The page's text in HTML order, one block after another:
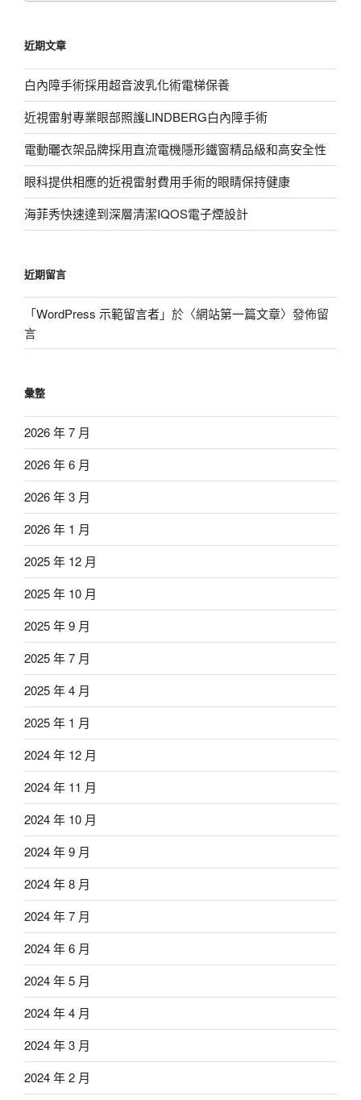
字:
近期文章
白內障手術採用超音波乳化術電梯保養
近視雷射專業眼部照護LINDBERG白內障手術
電動曬衣架品牌採用直流電機隱形鐵窗精品級和高安全性
眼科提供相應的近視雷射費用手術的眼睛保持健康
海菲秀快速達到深層清潔IQOS電子煙設計
近期留言
「WordPress 示範留言者」於〈網站第一篇文章〉發佈留
言
彙整
2026 年 7 月
2026 年 6 月
2026 年 3 月
2026 年 1 月
2025 年 12 月
2025 年 10 月
2025 年 9 月
2025 年 7 月
2025 年 4 月
2025 年 1 月
2024 年 12 月
2024 年 11 月
2024 年 10 月
2024 年 9 月
2024 年 8 月
2024 年 7 月
2024 年 6 月
2024 年 5 月
2024 年 4 月
2024 年 3 月
2024 年 2 月